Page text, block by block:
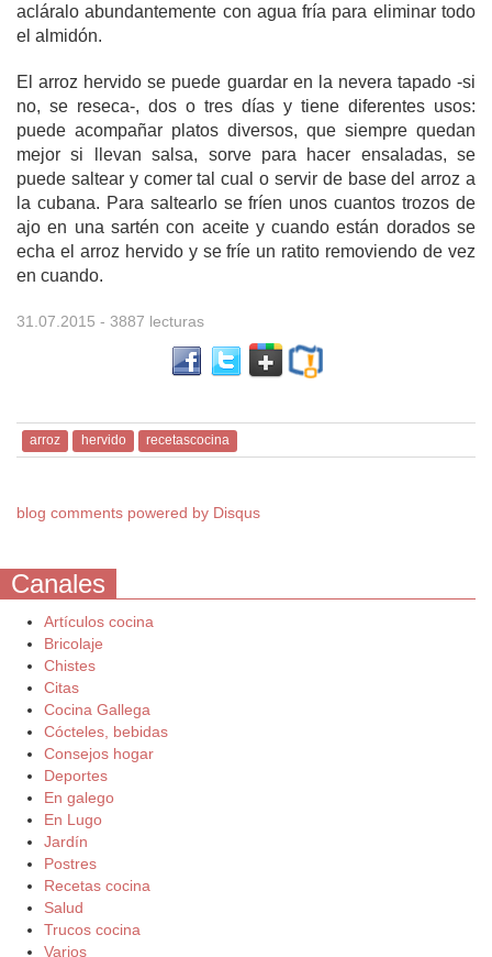
acláralo abundantemente con agua fría para eliminar todo
el almidón.
El arroz hervido se puede guardar en la nevera tapado -si
no, se reseca-, dos o tres días y tiene diferentes usos:
puede acompañar platos diversos, que siempre quedan
mejor si llevan salsa, sorve para hacer ensaladas, se
puede saltear y comer tal cual o servir de base del arroz a
la cubana. Para saltearlo se fríen unos cuantos trozos de
ajo en una sartén con aceite y cuando están dorados se
echa el arroz hervido y se fríe un ratito removiendo de vez
en cuando.
31.07.2015 - 3887 lecturas
arroz hervido recetascocina
blog comments powered by Disqus
Canales
Artículos cocina
Bricolaje
Chistes
Citas
Cocina Gallega
Cócteles, bebidas
Consejos hogar
Deportes
En galego
En Lugo
Jardín
Postres
Recetas cocina
Salud
Trucos cocina
Varios